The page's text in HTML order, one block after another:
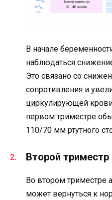
В начале
наблюдаться
Это связано со
сопротивления и
циркулирующей
первом триместре
110/70 мм ртутного
Второй триместр
Во втором триместре
может вернуться к